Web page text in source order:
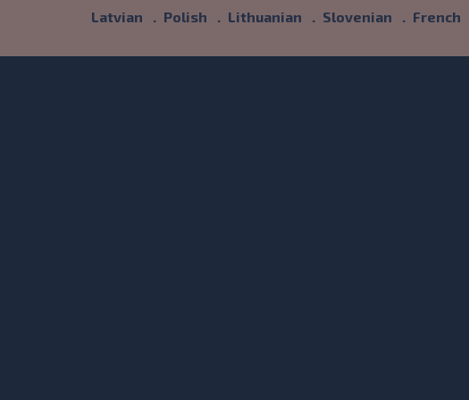
Latvian Polish Lithuanian Slovenian French